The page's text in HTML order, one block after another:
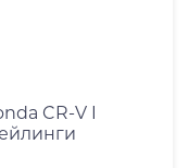
CR-V I